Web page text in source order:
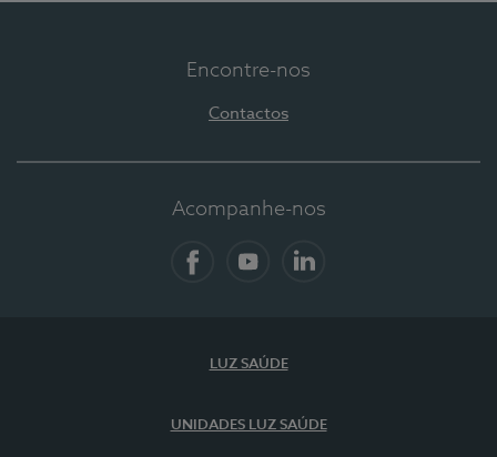
Encontre-nos
Contactos
Acompanhe-nos
LUZ SAÚDE
UNIDADES LUZ SAÚDE